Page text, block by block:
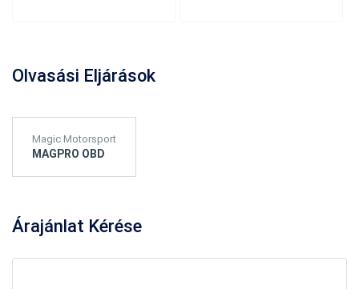
Olvasási Eljárások
Magic Motorsport
MAGPRO OBD
Árajánlat Kérése